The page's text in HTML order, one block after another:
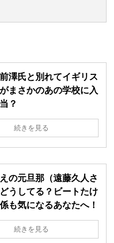
澤氏と別れてイギリス
まさかのあの学校に入
？
続きを見る
の元旦那（遠藤久人さ
うしてる？ビートたけ
も気になるあなたへ！
続きを見る